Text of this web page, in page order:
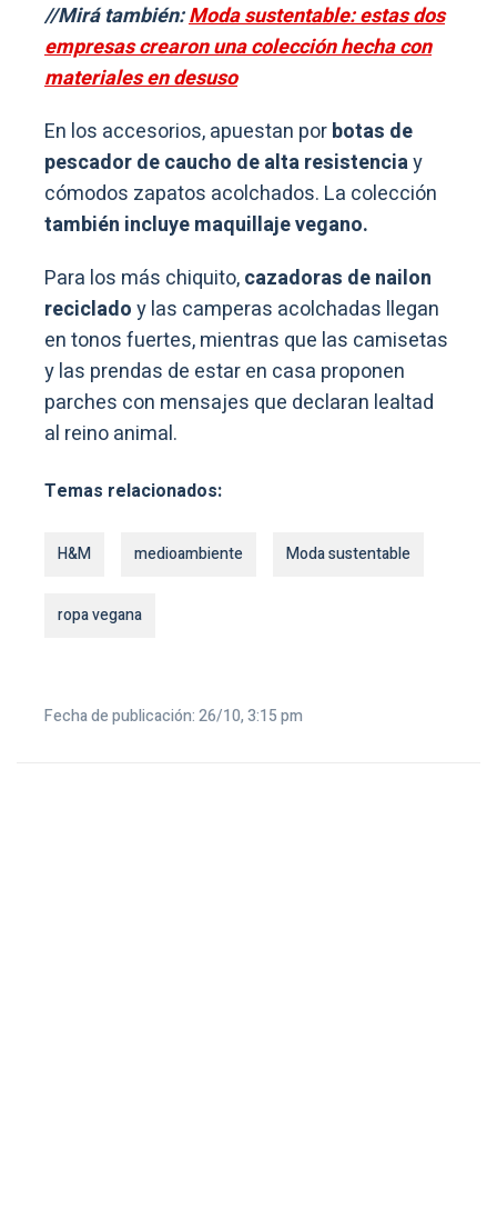
//Mirá también:Moda sustentable: estas dos
empresas crearon una colección hecha con
materiales en desuso
En los accesorios, apuestan porbotas de
pescador de caucho de alta resistenciay
cómodos zapatos acolchados. La colección
también incluye maquillaje vegano.
Para los más chiquito,cazadoras de nailon
recicladoy las camperas acolchadas llegan
en tonos fuertes, mientras que las camisetas
y las prendas de estar en casa proponen
parches con mensajes que declaran lealtad
al reino animal.
Temas relacionados:
H&M medioambiente Moda sustentable
ropa vegana
Fecha de publicación: 26/10, 3:15 pm